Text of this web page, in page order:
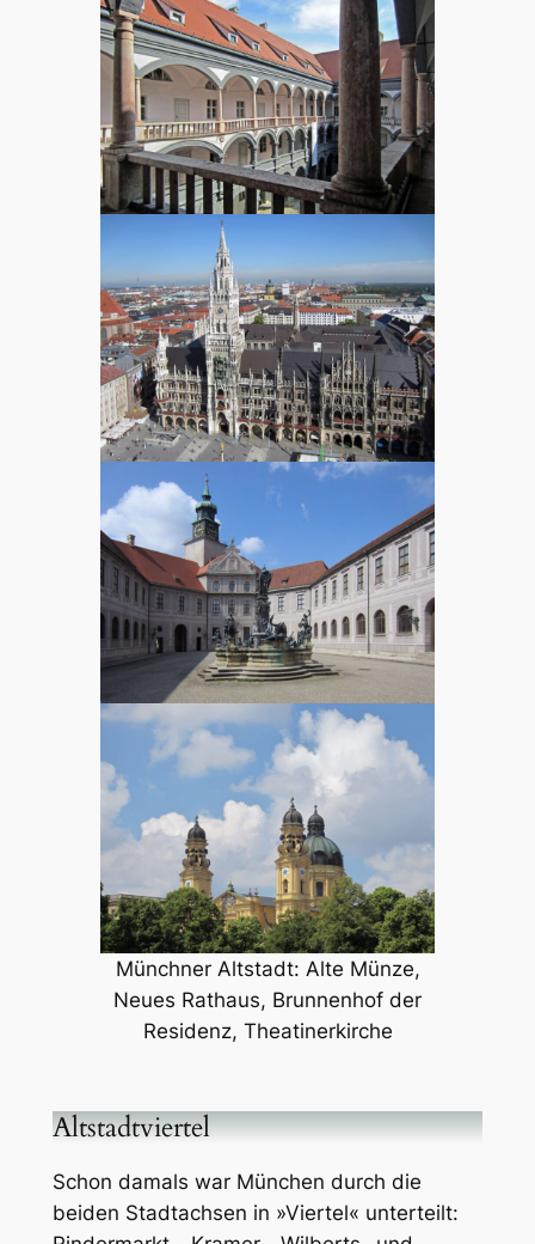
Münchner Altstadt: Alte Münze,
Neues Rathaus, Brunnenhof der
Residenz, Theatinerkirche
Altstadtviertel
Schon damals war München durch die
beiden Stadtachsen in »Viertel« unterteilt: